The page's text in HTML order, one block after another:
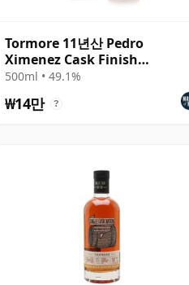
Tormore 11년산 Pedro
Ximenez Cask Finish
(Darkness)
500ml • 49.1%
₩14만 ?